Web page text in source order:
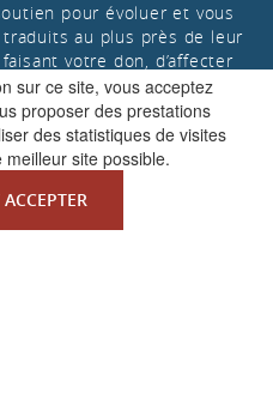
sur ce site, vous acceptez
proposer des prestations
des statistiques de visites
site possible.
pour évoluer et vous
au plus près de leur
votre don, d’affecter
de Droit canonique »
DON